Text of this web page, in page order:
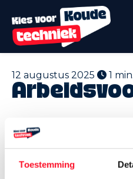
Toestemming
12 augustus 2025 1 min.
In de koeltechniek
Daarbovenop zijn er nog
de normale werktijden.